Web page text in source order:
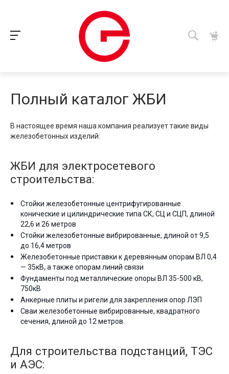
Полный каталог ЖБИ
В настоящее время наша компания реализует такие виды
железобетонных изделий:
ЖБИ для электросетевого
строительства:
Стойки железобетонные центрифугированные
конические и цилиндрические типа СК, СЦ и СЦП, длиной
22,6 и 26 метров
Стойки железобетонные вибрированные, длиной от 9,5
до 16,4 метров
Железобетонные приставки к деревянным опорам ВЛ 0,4
— 35кВ, а также опорам линий связи
Фундаменты под металлические опоры ВЛ 35-500 кВ,
750кВ
Анкерные плиты и ригели для закрепления опор ЛЭП
Сваи железобетонные вибрированные, квадратного
сечения, длиной до 12 метров.
Для строительства подстанций, ТЭС
и АЭС: